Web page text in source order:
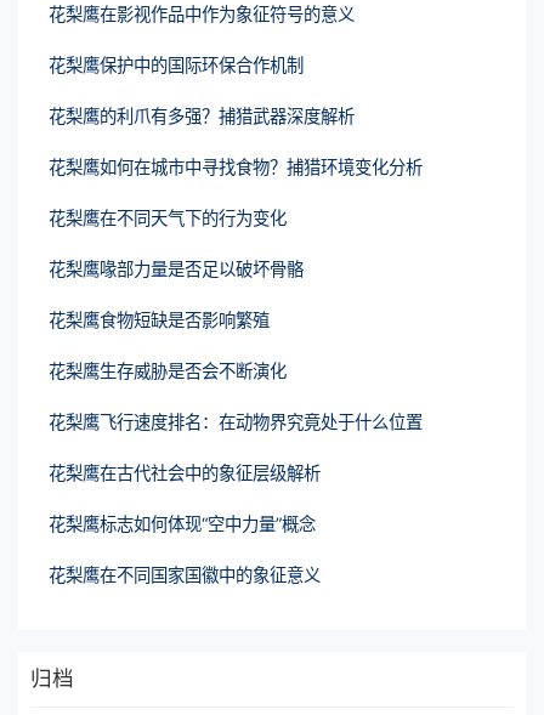
花梨鹰在影视作品中作为象征符号的意义
花梨鹰保护中的国际环保合作机制
花梨鹰的利爪有多强？捕猎武器深度解析
花梨鹰如何在城市中寻找食物？捕猎环境变化分析
花梨鹰在不同天气下的行为变化
花梨鹰喙部力量是否足以破坏骨骼
花梨鹰食物短缺是否影响繁殖
花梨鹰生存威胁是否会不断演化
花梨鹰飞行速度排名：在动物界究竟处于什么位置
花梨鹰在古代社会中的象征层级解析
花梨鹰标志如何体现“空中力量”概念
花梨鹰在不同国家国徽中的象征意义
归档